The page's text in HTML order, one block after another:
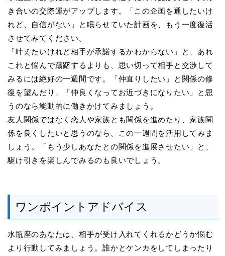
き合いの交際運がアップします。「この企画を通したいけ
れど、自信がない」と眠らせていた計画を、もう一度復活
させてみてください。
「叶えたいけれど相手が承諾するかわからない」と、あれ
これと悩んで躊躇するよりも、思い切って相手と交渉して
みるには絶好の一週間です。「仲直りしたい」と関係の修
復を望んだり、「仲良くなってお近づきになりたい」と思
うのなら能動的に働きかけてみましょう。
友人関係ではなく恋人や家族とも関係を進めたり、家族関
係を良くしたいと思うのなら、この一週間を活用してみま
しょう。「もう少しあなたとの関係を進展させたい」と、
駆け引きを楽しんでみるのも良いでしょう。
ワンポイントアドバイス
水瓶座のあなたは、相手が受け入れてくれるかどうか悩む
より行動してみましょう。誰かとケンカをしてしまったり